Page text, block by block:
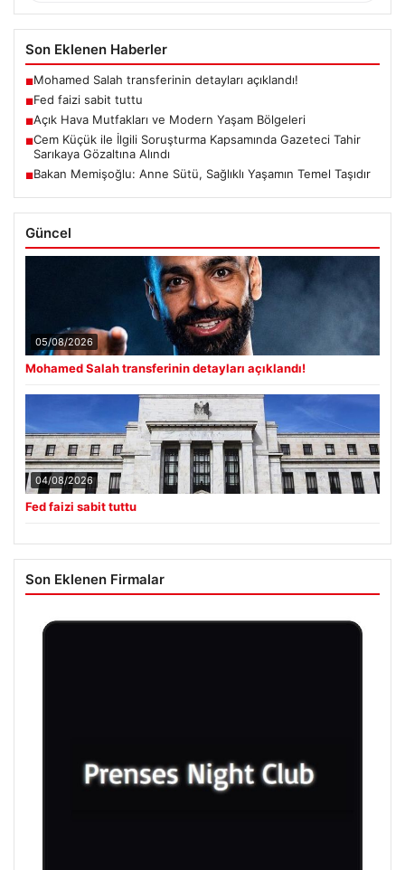
Son Eklenen Haberler
■Mohamed Salah transferinin detayları açıklandı!
■Fed faizi sabit tuttu
■Açık Hava Mutfakları ve Modern Yaşam Bölgeleri
■Cem Küçük ile İlgili Soruşturma Kapsamında Gazeteci Tahir
Sarıkaya Gözaltına Alındı
■Bakan Memişoğlu: Anne Sütü, Sağlıklı Yaşamın Temel Taşıdır
Güncel
05/08/2026
Mohamed Salah transferinin detayları açıklandı!
04/08/2026
Fed faizi sabit tuttu
Son Eklenen Firmalar